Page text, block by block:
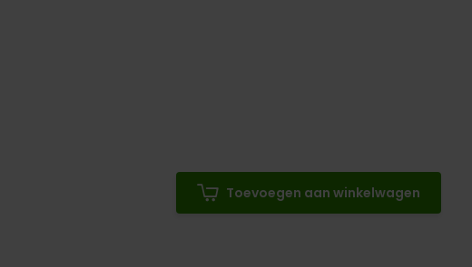
Toevoegen aan winkelwagen